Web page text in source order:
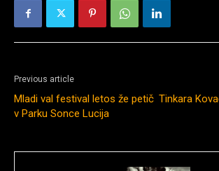
Previous article
Mladi val festival letos že petič
v Parku Sonce Lucija
Tinkara